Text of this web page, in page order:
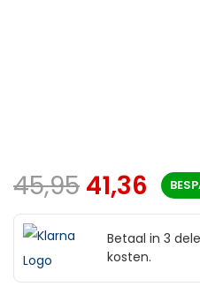
45,95 41,36
Betaal in 3
kosten.